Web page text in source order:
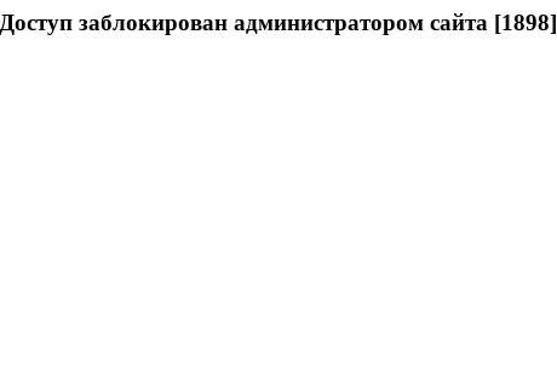
Доступ заблокирован администратором сайта [1898]